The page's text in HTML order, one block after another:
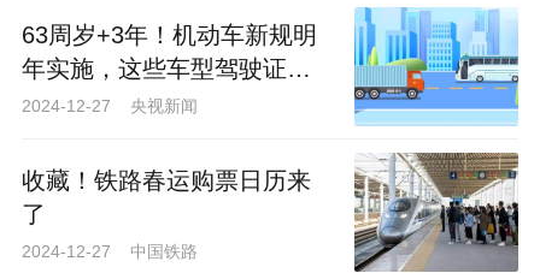
作为全省县域经济发展的第一梯队，
胶州市未来在全市乃至全省的发展格局中
将进一步彰显其分量。
胶州市陆地面积1324平方千米，常住
人口104万人。根据批复文件，青岛着力将
胶州市建成北方重要的国际交往门户、山
63周岁+3年！机动车新规明
年实施，这些车型驾驶证申
请、准驾年龄延长
2024-12-27 央视新闻
收藏！铁路春运购票日历来
了
2024-12-27 中国铁路